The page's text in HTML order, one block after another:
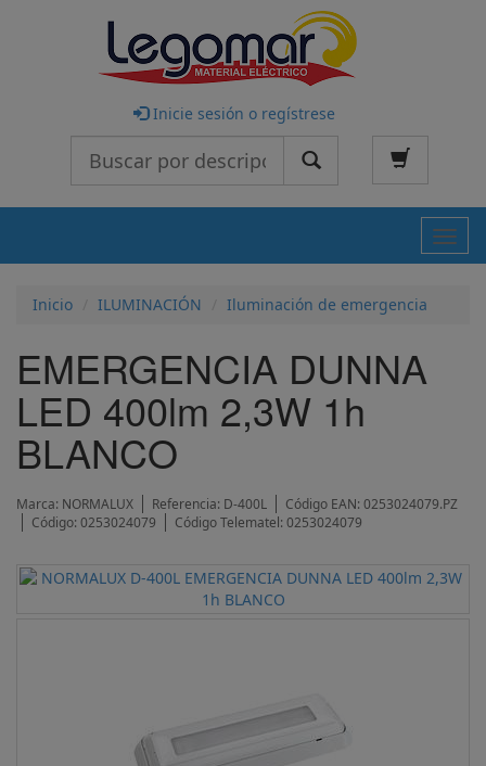
Inicie sesión o regístrese
Inicio ILUMINACIÓN Iluminación de emergencia
EMERGENCIA DUNNA
LED 400lm 2,3W 1h
BLANCO
Marca: NORMALUX Referencia: D-400L Código EAN: 0253024079.PZ
Código: 0253024079 Código Telematel: 0253024079